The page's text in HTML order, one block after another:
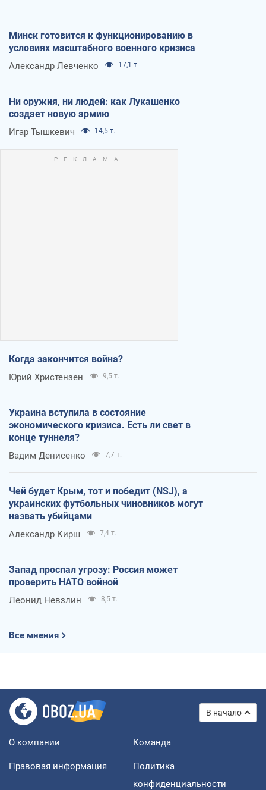
Минск готовится к функционированию в
условиях масштабного военного кризиса
Александр Левченко 17,1 т.
Ни оружия, ни людей: как Лукашенко
создает новую армию
Игар Тышкевич 14,5 т.
Когда закончится война?
Юрий Христензен 9,5 т.
Украина вступила в состояние
экономического кризиса. Есть ли свет в
конце туннеля?
Вадим Денисенко 7,7 т.
Чей будет Крым, тот и победит (NSJ), а
украинских футбольных чиновников могут
назвать убийцами
Александр Кирш 7,4 т.
Запад проспал угрозу: Россия может
проверить НАТО войной
Леонид Невзлин 8,5 т.
Все мнения
В начало
О компании Команда
Правовая информация
Политика
конфиденциальности